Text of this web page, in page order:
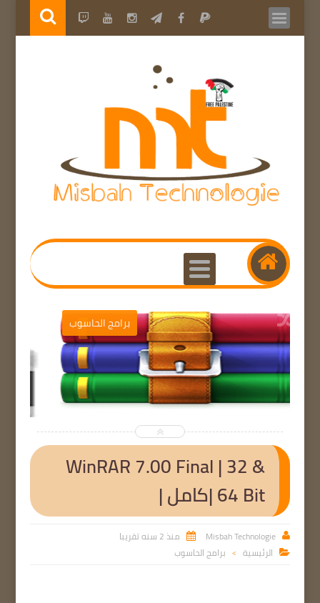
برامج الحاسوب
WinRAR 7.00 Final | 32 &
64 Bit |كامل |

Misbah Technologie
 منذ 2 سنه تقريبا
 الرئيسية > برامج الحاسوب